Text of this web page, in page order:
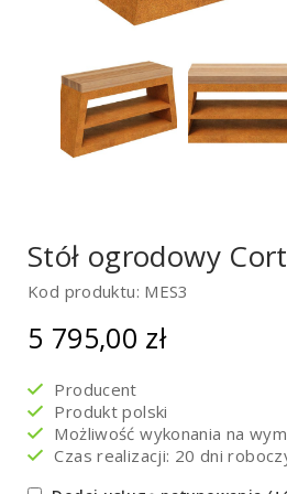
Stół ogrodowy
Kod produktu: MES3
5 795,00 zł
Producent
Produkt polski
Możliwość wykonania na
Czas realizacji: 20 dni